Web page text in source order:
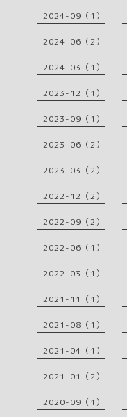
2024-09（1）
2024-06（2）
2024-03（1）
2023-12（1）
2023-09（1）
2023-06（2）
2023-03（2）
2022-12（2）
2022-09（2）
2022-06（1）
2022-03（1）
2021-11（1）
2021-08（1）
2021-04（1）
2021-01（2）
2020-09（1）